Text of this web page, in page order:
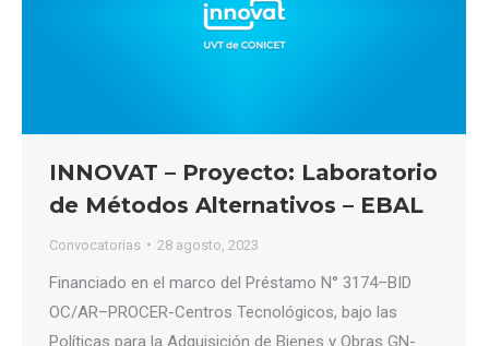
INNOVAT – Proyecto: Laboratorio
de Métodos Alternativos – EBAL
Convocatorias 28 agosto, 2023
Financiado en el marco del Préstamo N° 3174–BID
OC/AR–PROCER-Centros Tecnológicos, bajo las
Políticas para la Adquisición de Bienes y Obras GN-